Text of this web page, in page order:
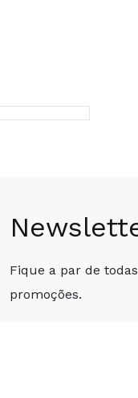
Fique a par de
promoções.